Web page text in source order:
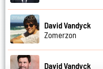
David Vandyck
Zomerzon
David Vandyck